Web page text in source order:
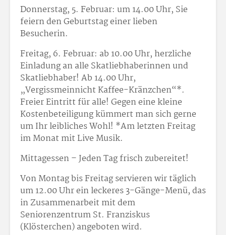
Donnerstag, 5. Februar: um 14.00 Uhr, Sie
feiern den Geburtstag einer lieben
Besucherin.
Freitag, 6. Februar: ab 10.00 Uhr, herzliche
Einladung an alle Skatliebhaberinnen und
Skatliebhaber! Ab 14.00 Uhr,
„Vergissmeinnicht Kaffee-Kränzchen“*.
Freier Eintritt für alle! Gegen eine kleine
Kostenbeteiligung kümmert man sich gerne
um Ihr leibliches Wohl! *Am letzten Freitag
im Monat mit Live Musik.
Mittagessen – Jeden Tag frisch zubereitet!
Von Montag bis Freitag servieren wir täglich
um 12.00 Uhr ein leckeres 3-Gänge-Menü, das
in Zusammenarbeit mit dem
Seniorenzentrum St. Franziskus
(Klösterchen) angeboten wird.